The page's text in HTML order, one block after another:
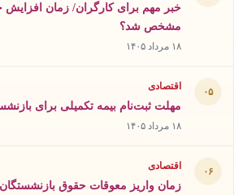
خبر مهم برای کارگران/ زمان افزایش
مشخص شد؟
۱۸ مرداد ۱۴۰۵
۰۵ اقتصادی
مهلت ثبت‌نام بیمه تکمیلی برای
۱۸ مرداد ۱۴۰۵
۰۶ اقتصادی
زمان واریز معوقات حقوق